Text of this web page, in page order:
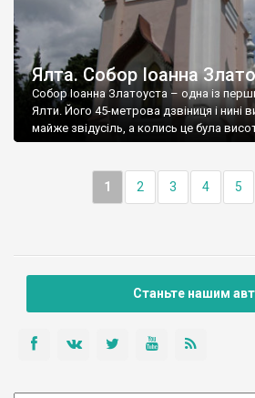
Ялта. Собор Іоанна
Собор Іоанна Златоуста – одна із
Ялти. Його 45-метрова дзвіниця і нині
майже звідусіль, а колись це була
1 2 3 4 5
Станьте нашим